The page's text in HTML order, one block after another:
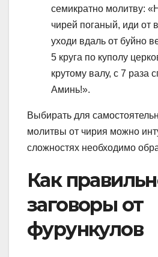
семикратно молитву:
чирей поганый, иди от
уходи вдаль от буйно
5 круга по куполу
крутому валу, с 7 раза
Аминь!».
Выбирать для
молитвы от чирия можно
сложностях необходимо
Как
заговоры от
фурункулов